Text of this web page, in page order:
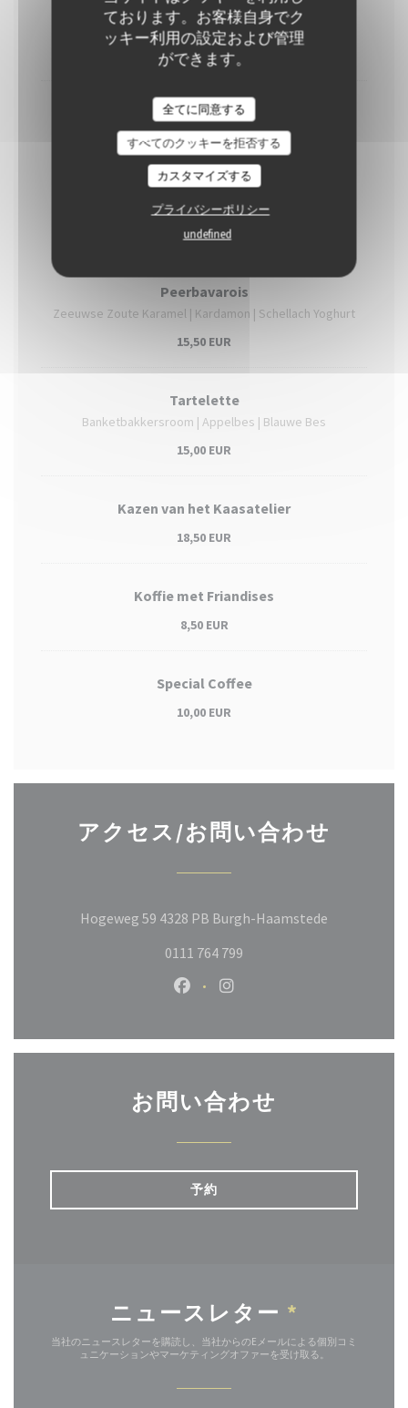
ております。お客様自身でク
ッキー利用の設定および管理
ができます。
全てに同意する
すべてのクッキーを拒否する
カスタマイズする
プライバシーポリシー
undefined
Zeekraal | Aardappelmousseline | Gezouten Citroen
Botersaus
26,50 EUR
Gepofte Knolselderij
Pommes Duchesse | Gekonfijte ui | Rozemarijnjus
25,50 EUR
Desserts
Peerbavarois
Zeeuwse Zoute Karamel | Kardamon | Schellach Yoghurt
15,50 EUR
Tartelette
Banketbakkersroom | Appelbes | Blauwe Bes
15,00 EUR
Kazen van het Kaasatelier
18,50 EUR
Koffie met Friandises
8,50 EUR
Special Coffee
10,00 EUR
アクセス/お問い合わせ
Hogeweg 59 4328 PB Burgh-Haamstede
0111 764 799
Facebook ((新しいウィンドウ
Instagram ((新しいウィ
お問い合わせ
予約
ニュースレター *
当社のニュースレターを購読し、当社からのEメールによる個別コミ
ュニケーションやマーケティングオファーを受け取る。